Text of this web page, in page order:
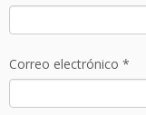
Correo electrónico *